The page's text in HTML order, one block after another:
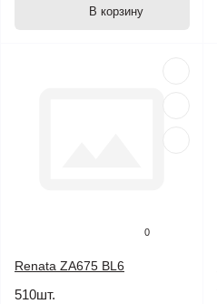
В корзину
0
Renata ZA675 BL6
510шт.